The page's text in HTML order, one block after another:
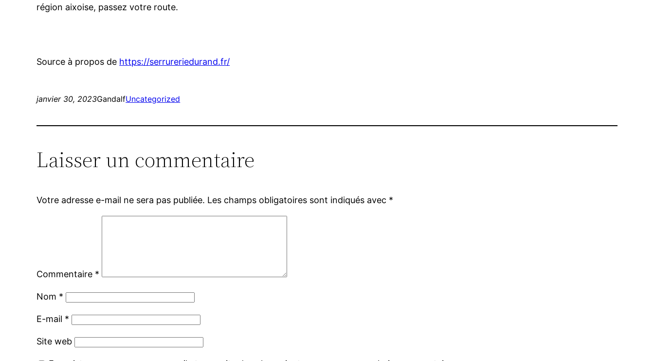
région aixoise, passez votre route.
Source à propos de https://serrureriedurand.fr/
janvier 30, 2023GandalfUncategorized
Laisser un commentaire
Votre adresse e-mail ne sera pas publiée. Les champs obligatoires sont indiqués avec *
Commentaire *
Nom *
E-mail *
Site web